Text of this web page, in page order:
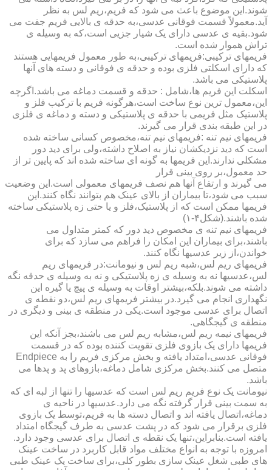
شوند.این موضوع باعث می شود که فریم،ریم لس به نظر
آید.معمولاً قسمت فوقانی عدسی،به حدقه ی بالایی فریم جفت می
شود.بقیه ی عدسی دارای یک شیار جزیی است،که به وسیله ی
تراش هموار شده است.
فریمهای ترکیبی:فریمهای ترکیبی،به طور معمول فریمهایی هستند
که دارای اسکلتی فلزی بوده و حدقه ی فوقانی و دسته های آنها
پلاستیکی می باشد.
اسکلت این فریم ها،شامل : حدقه و قسمت دماغه می باشد.اگرچه
این،معمول ترین نوع ساخت است،هرگونه فریم با ترکیب فلز و
پلاستیک مثل فریمی با حدقه ی پلاستیکی و دسته و دماغه ی فلزی
در این طبقه بندی قرار می گیرند.
فریمهای نیم تنه :فریمهای نیم تنه،مخصوص کسانی ساخته شده
است که دید نزدیکشان نیاز به اصلاح داشته،ولی برای دید دور
مشکلی ندارند.این فریمها به گونه ای ساخته شده اند که پایین تر از
حد معمول،بر روی بینی قرار
می گیرند و ارتفاع آنها هم نصف فریمهای معمولی است.این وضعیت
سبب می شود،تا بیماران از بالای عینک هم بتوانند نگاه کنند.این
فریمها ممکن است که از پلاستیک،فلز و یا حتی زه پلاستیکی ساخته
شده باشند.(شکل۴-۱)
فریمهای نیم تنه ی مخصوص دید دور که کمتر متداول می
باشند،برای بیماران این امکان را فراهم می سازد که برای
خواندن،از زیر عدسیها نگاه کنند.
فریمهای ریم لس،شبه ریم لس و نیومانت:در فریمهای ریم
لس،عدسیها نه به وسیله ی زه پلاستیکی و نه به وسیله ی حدقه نگه
داشته می شوند.بلکه،بیشتر اوقات به وسیله ی پیچ یا گیره این
نگهداری انجام می گیرد.در بیشتر فریمهای ریم لس،دو نقطه ی
اتصال برای عدسی موجود است.یکی در منطقه ی بینی و دیگری در
منطقه ی گیجگاهی.
فریمهای نیمه ریم لس،مشابه ریم لس می باشند،بجز آنکه این
فریمها دارای یک بازوی فلزی تقویت کننده بوده که در قسمت
فوقانی عدسی،امتداد یافته و بخش مرکزی فریم را به Endpiece
متصل می کنند.بخش مرکزی شامل دماغه،بازوهای پد و پدها می
باشد.
نیومانت یک نوع فریم ریم لس است که عدسیها را تنها از لبه ای که
به سمت بینی قرار گرفته نگه می دارد.عدسیها در ناحیه ی
دماغه،اتصال یافته اند و اتصال دسته ها به فریم،توسط یک بازوی
فلزی برقرار می شود که در پشت عدسی به طرف گیجگاه امتداد
یافته است.بنابراین،تنها یک نقطه ی اتصال برای عدسی وجود دارد.
امروزه با توجه به انواع مختلف مواد قابل کاربرد در ساخت عینک
های طبی شغل عینک سازی بطور کلی،برای ساخت یک عینک طبی